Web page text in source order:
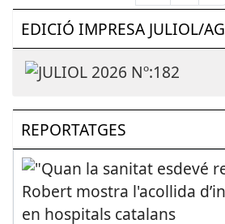
EDICIÓ IMPRESA JULIOL/
REPORTATGES